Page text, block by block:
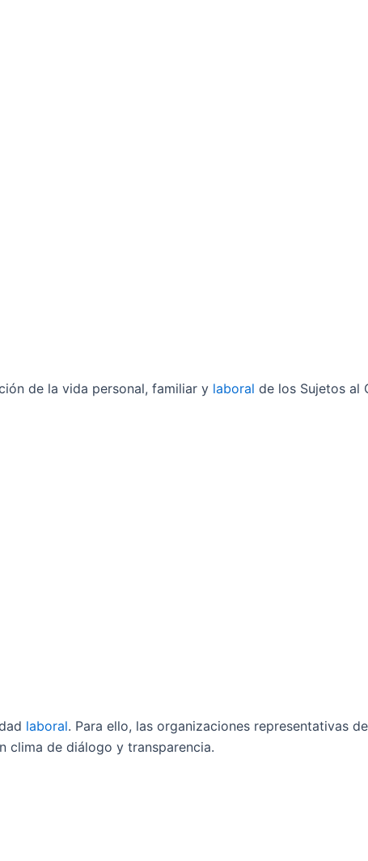
de la vida personal, familiar y laboral de los Sujetos al
laboral. Para ello, las organizaciones representativas
clima de diálogo y transparencia.